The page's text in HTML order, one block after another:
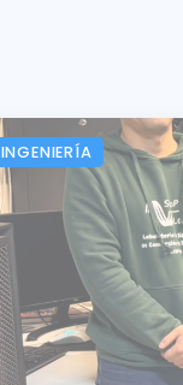
INGENIERÍA